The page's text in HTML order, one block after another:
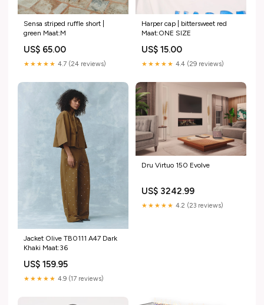
Sensa striped ruffle short |
green Maat:M
US$ 65.00
★★★★★ 4.7 (24 reviews)
Harper cap | bittersweet red
Maat:ONE SIZE
US$ 15.00
★★★★★ 4.4 (29 reviews)
Jacket Olive TB0111 A47 Dark
Khaki Maat:36
US$ 159.95
★★★★★ 4.9 (17 reviews)
Dru Virtuo 150 Evolve
US$ 3242.99
★★★★★ 4.2 (23 reviews)